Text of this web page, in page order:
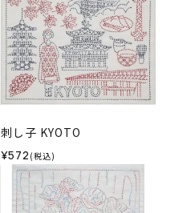
刺し子 KYOTO
¥572 (税込)